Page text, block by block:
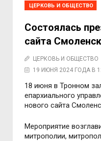
ЦЕРКОВЬ И ОБЩЕСТВО
Состоялась
сайта
ЦЕРКОВЬ И ОБЩЕСТВО
19 ИЮНЯ 2024 ГОДА В
18 июня в Тронном
епархиального
нового сайта
Мероприятие
митрополии,